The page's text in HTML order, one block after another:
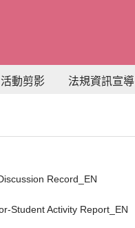
活動剪影 法規資訊宣導
Record_EN
Student Activity Report_EN